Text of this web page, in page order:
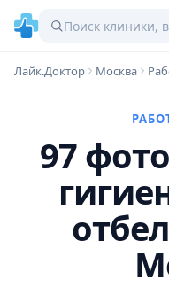
Лайк.Доктор Москва
97